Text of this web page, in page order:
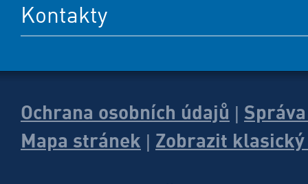
Kontakty
Ochrana osobních údajů
Mapa stránek
Zobrazit